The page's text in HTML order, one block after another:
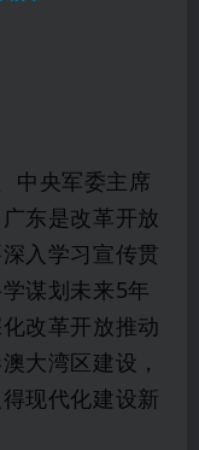
中央军委主席
东是改革开放
入学习宣传贯
谋划未来5年
改革开放推动
大湾区建设，
现代化建设新